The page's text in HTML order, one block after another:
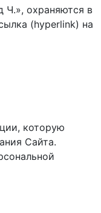
Ч.», охраняются в
(hyperlink) на
которую
Cайта.